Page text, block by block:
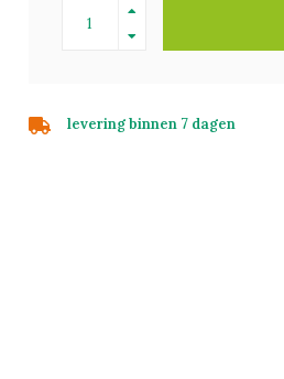
levering binnen 7 dagen